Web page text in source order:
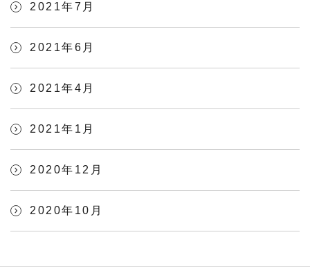
2021年7月
2021年6月
2021年4月
2021年1月
2020年12月
2020年10月